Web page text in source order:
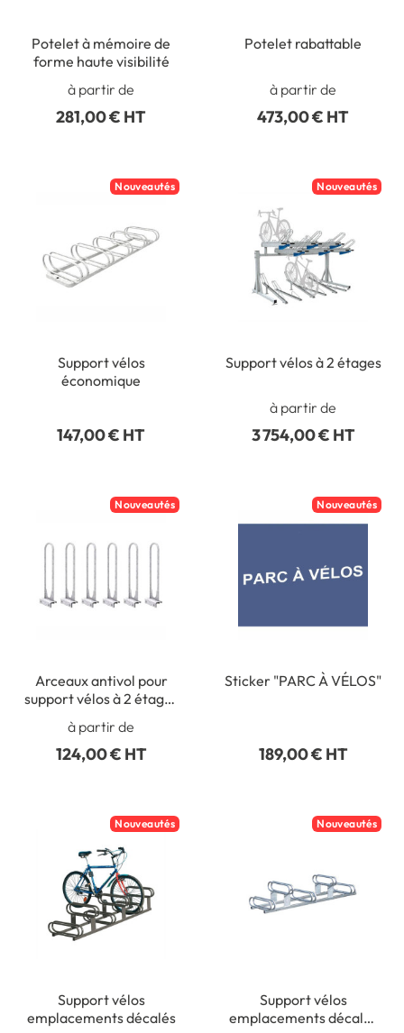
Potelet à mémoire de
forme haute visibilité
à partir de
281,00 € HT
Potelet rabattable
à partir de
473,00 € HT
Nouveautés
Support vélos
économique
147,00 € HT
Nouveautés
Support vélos à 2 étages
à partir de
3 754,00 € HT
Nouveautés
Arceaux antivol pour
support vélos à 2 étages
réf 32414
à partir de
124,00 € HT
Nouveautés
Sticker "PARC À VÉLOS"
189,00 € HT
Nouveautés
Support vélos
emplacements décalés
Nouveautés
Support vélos
emplacements décalés